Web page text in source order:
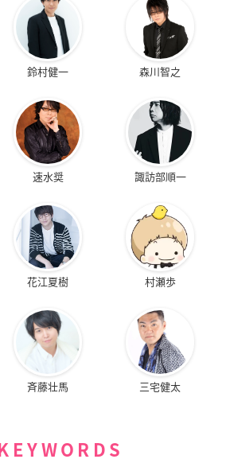
鈴村健一 森川智之
速水奨 諏訪部順一
花江夏樹 村瀬歩
斉藤壮馬 三宅健太
KEYWORDS